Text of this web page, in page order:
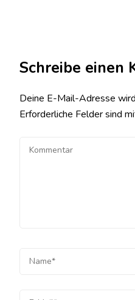
Schreibe einen
Deine E-Mail-Adresse
Erforderliche Felder sind